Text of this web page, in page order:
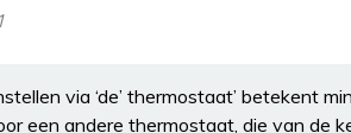
via ‘de’ thermostaat’ betekent
een andere thermostaat, die van de